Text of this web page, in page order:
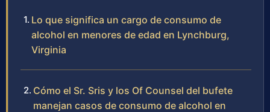
Lo que significa un cargo de consumo de
alcohol en menores de edad en Lynchburg,
Virginia
Cómo el Sr. Sris y los Of Counsel del bufete
manejan casos de consumo de alcohol en